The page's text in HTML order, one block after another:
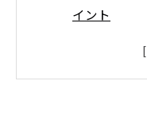
イント
白髪ぼかし